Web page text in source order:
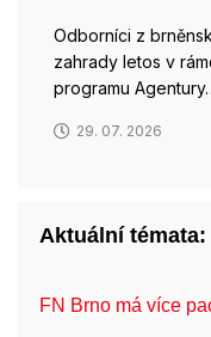
Odborníci z
zahrady letos v
programu
29. 07. 2026
Aktuální témata:
FN Brno má více